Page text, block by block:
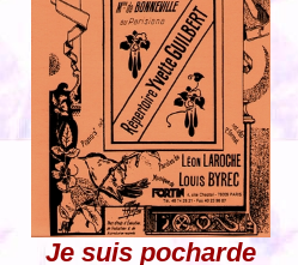
Je suis pocharde